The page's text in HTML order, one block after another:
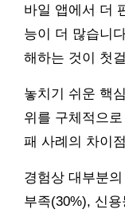
바일 앱에서 더
능이 더 많습니
해하는 것이 첫
놓치기 쉬운 핵
위를 구체적으
패 사례의 차이
경험상 대부분
부족(30%), 신